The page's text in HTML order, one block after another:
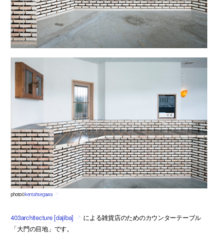
photo©kentahsegawa
403architecture [dajiba]
による雑貨店のためのカウンターテーブル
「大門の目地」です。